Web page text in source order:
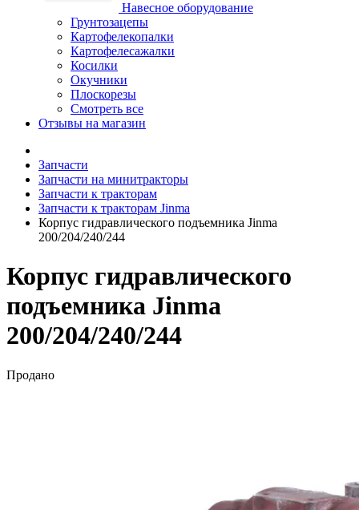
Навесное оборудование
Грунтозацепы
Картофелекопалки
Картофелесажалки
Косилки
Окучники
Плоскорезы
Смотреть все
Отзывы на магазин
Запчасти
Запчасти на минитракторы
Запчасти к тракторам
Запчасти к тракторам Jinma
Корпус гидравлического подъемника Jinma
200/204/240/244
Корпус гидравлического
подъемника Jinma
200/204/240/244
Продано